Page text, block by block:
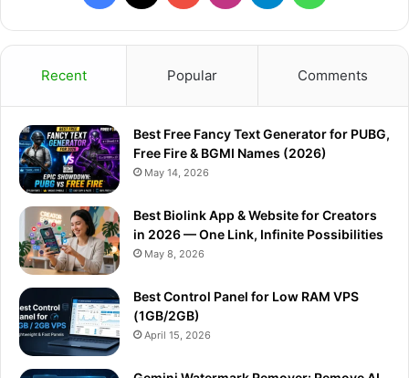
Recent Popular Comments
Best Free Fancy Text Generator for PUBG,
Free Fire & BGMI Names (2026)
May 14, 2026
Best Biolink App & Website for Creators
in 2026 — One Link, Infinite Possibilities
May 8, 2026
Best Control Panel for Low RAM VPS
(1GB/2GB)
April 15, 2026